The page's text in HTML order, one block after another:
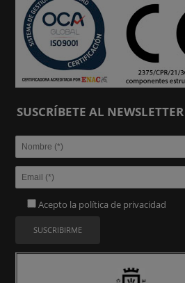
SUSCRÍBETE AL NEWSLETTER
Acepto la política de privacidad